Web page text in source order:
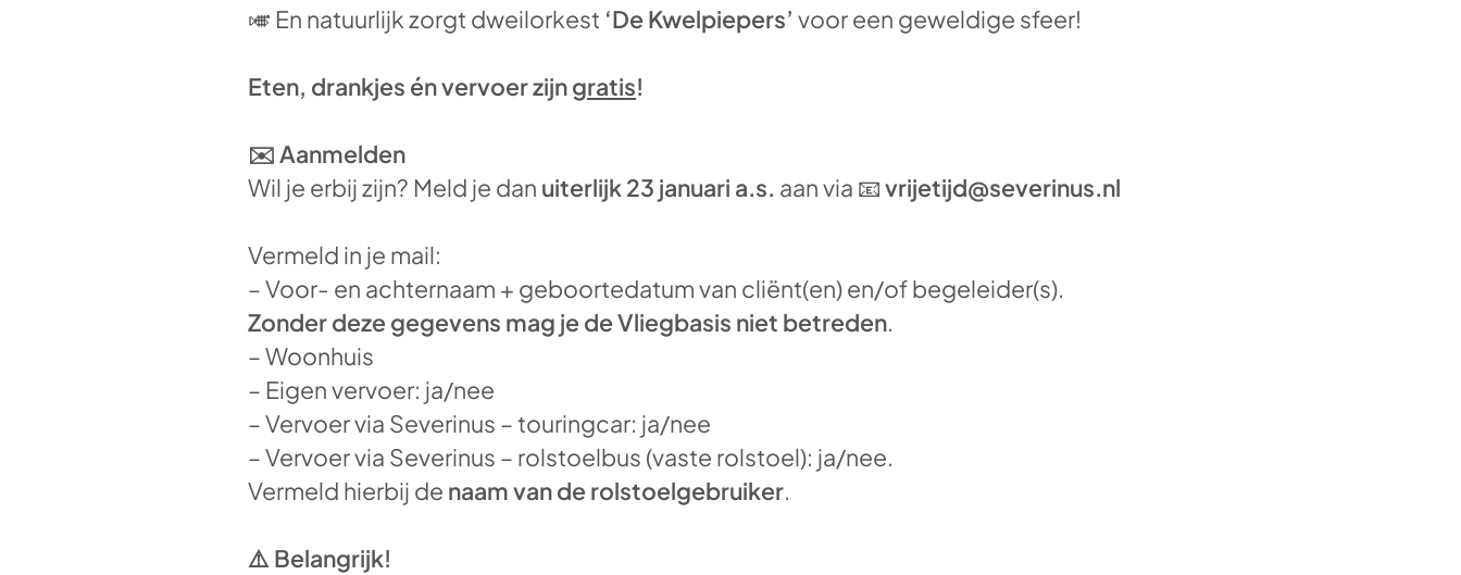
🎺 En natuurlijk zorgt dweilorkest ‘De Kwelpiepers’ voor een geweldige sfeer!
Eten, drankjes én vervoer zijngratis!
✉️ Aanmelden
Wil je erbij zijn? Meld je dan uiterlijk 23 januari a.s. aan via 📧vrijetijd@severinus.nl
Vermeld in je mail:
– Voor- en achternaam + geboortedatum van cliënt(en) en/of begeleider(s).
Zonder deze gegevens mag je de Vliegbasis niet betreden.
– Woonhuis
– Eigen vervoer: ja/nee
– Vervoer via Severinus – touringcar: ja/nee
– Vervoer via Severinus – rolstoelbus (vaste rolstoel): ja/nee.
Vermeld hierbij de naam van de rolstoelgebruiker.
⚠️ Belangrijk!